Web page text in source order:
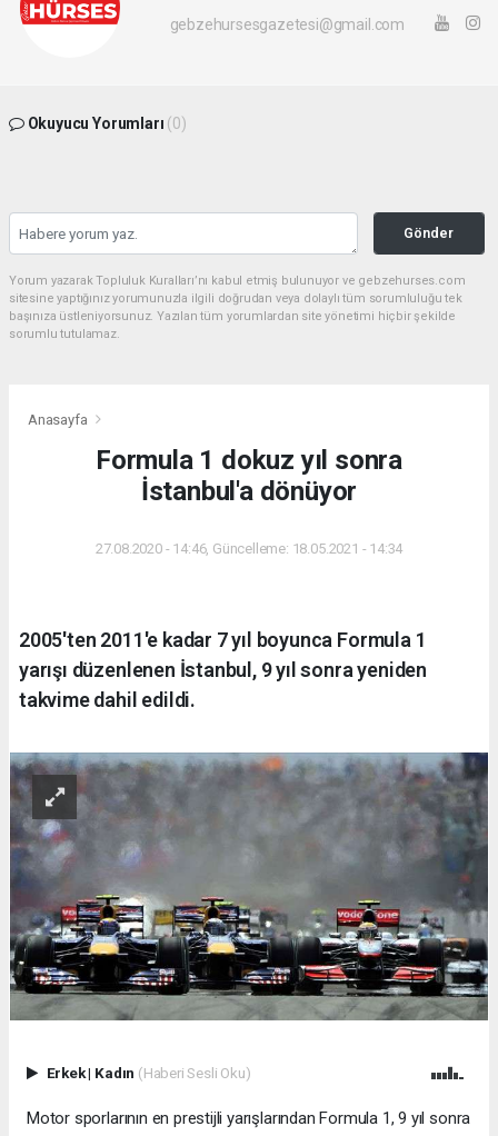
gebzehursesgazetesi@gmail.com
Okuyucu Yorumları (0)
Gönder
Yorum yazarak Topluluk Kuralları’nı kabul etmiş bulunuyor ve gebzehurses.com
sitesine yaptığınız yorumunuzla ilgili doğrudan veya dolaylı tüm sorumluluğu tek
başınıza üstleniyorsunuz. Yazılan tüm yorumlardan site yönetimi hiçbir şekilde
sorumlu tutulamaz.
Anasayfa
Formula 1 dokuz yıl sonra
İstanbul'a dönüyor
27.08.2020 - 14:46, Güncelleme: 18.05.2021 - 14:34
2005'ten 2011'e kadar 7 yıl boyunca Formula 1
yarışı düzenlenen İstanbul, 9 yıl sonra yeniden
takvime dahil edildi.
Erkek| Kadın (Haberi Sesli Oku)
Motor sporlarının en prestijli yarışlarından Formula 1, 9 yıl sonra